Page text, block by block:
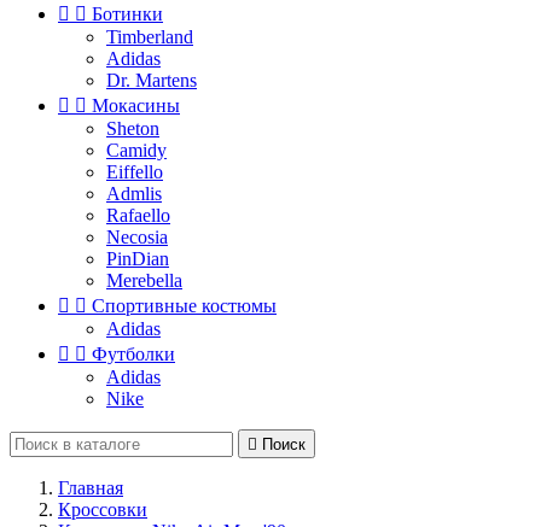
  Ботинки
Timberland
Adidas
Dr. Martens
  Мокасины
Sheton
Camidy
Eiffello
Admlis
Rafaello
Necosia
PinDian
Merebella
  Спортивные костюмы
Adidas
  Футболки
Adidas
Nike
 Поиск
Главная
Кроссовки